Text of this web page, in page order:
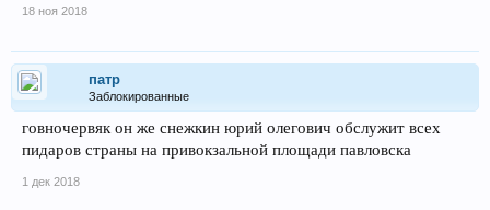
18 ноя 2018
патр
Заблокированные
говночервяк он же снежкин юрий олегович обслужит всех
пидаров страны на привокзальной площади павловска
1 дек 2018